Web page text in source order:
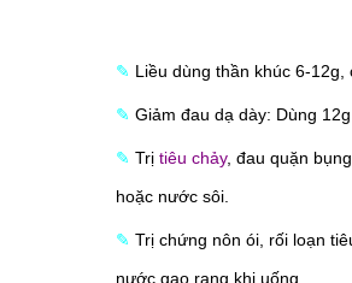
✎ Liều dùng thần khúc 6-12g,
✎ Giảm đau dạ dày: Dùng
✎ Trị tiêu chảy, đau quặn
hoặc nước sôi.
✎ Trị chứng nôn ói, rối loạn
nước gạo rang khi uống.